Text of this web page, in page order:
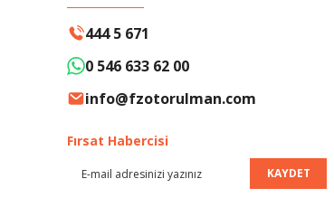
444 5 671
0 546 633 62 00
info@fzotorulman.com
Fırsat Habercisi
KAYDET